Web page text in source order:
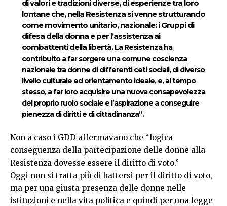
di valori e tradizioni diverse, di esperienze tra loro
lontane che, nella Resistenza si venne strutturando
come movimento unitario, nazionale: i Gruppi di
difesa della donna e per l’assistenza ai
combattenti della libertà.La Resistenza ha
contribuito a far sorgere una comune coscienza
nazionale tra donne di differenti ceti sociali, di diverso
livello culturale ed orientamento ideale, e, al tempo
stesso, a far loro acquisire una nuova consapevolezza
del proprio ruolo sociale e l’aspirazione a conseguire
pienezza di diritti e di cittadinanza”.
Non a caso i GDD affermavano che “logica
conseguenza della partecipazione delle donne alla
Resistenza dovesse essere il diritto di voto.”
Oggi non si tratta più di battersi per il diritto di voto,
ma per una giusta presenza delle donne nelle
istituzioni e nella vita politica e quindi per una legge